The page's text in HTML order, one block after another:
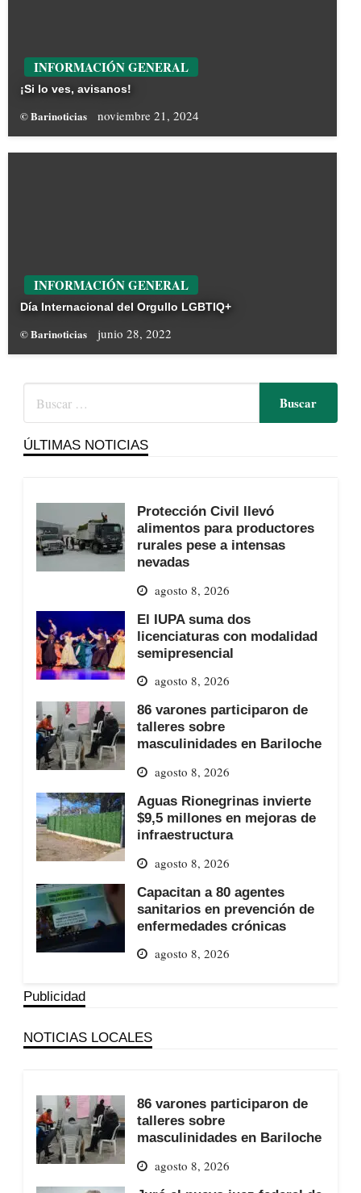
INFORMACIÓN GENERAL
¡Si lo ves, avisanos!
© Barinoticias noviembre 21, 2024
INFORMACIÓN GENERAL
Día Internacional del Orgullo LGBTIQ+
© Barinoticias junio 28, 2022
ÚLTIMAS NOTICIAS
Protección Civil llevó
alimentos para productores
rurales pese a intensas
nevadas
agosto 8, 2026
El IUPA suma dos
licenciaturas con modalidad
semipresencial
agosto 8, 2026
86 varones participaron de
talleres sobre
masculinidades en Bariloche
agosto 8, 2026
Aguas Rionegrinas invierte
$9,5 millones en mejoras de
infraestructura
agosto 8, 2026
Capacitan a 80 agentes
sanitarios en prevención de
enfermedades crónicas
agosto 8, 2026
Publicidad
NOTICIAS LOCALES
86 varones participaron de
talleres sobre
masculinidades en Bariloche
agosto 8, 2026